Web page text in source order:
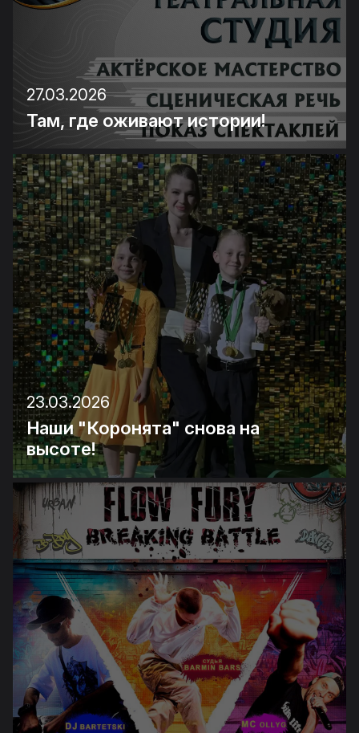
27.03.2026
Там, где оживают истории!
23.03.2026
Наши "Коронята" снова на
высоте!